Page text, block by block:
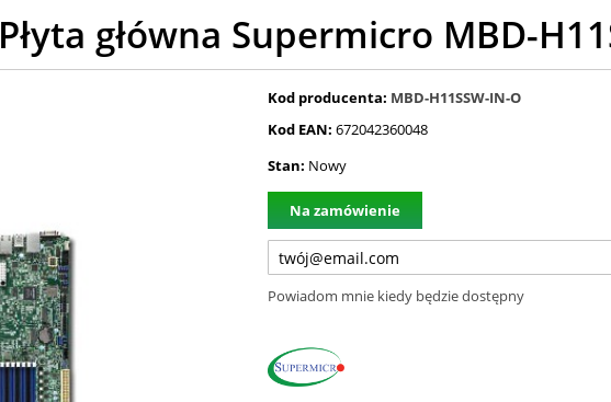
Płyta główna Supermicro MBD-
Kod producenta: MBD-H11SSW-IN-O
Kod EAN: 672042360048
Stan: Nowy
Na zamówienie
Powiadom mnie kiedy będzie dostępny